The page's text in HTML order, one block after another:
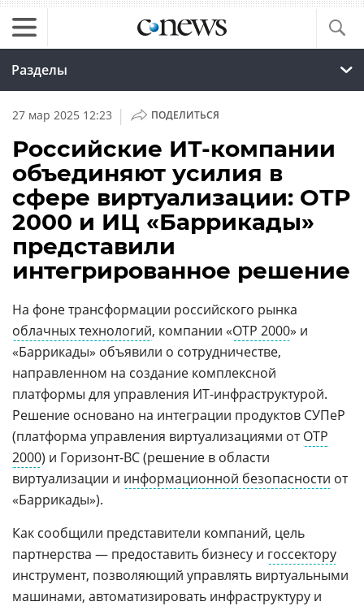
Разделы
27 мар 2025 12:23 | ПОДЕЛИТЬСЯ
Российские ИТ-компании
объединяют усилия в
сфере виртуализации: ОТР
2000 и ИЦ «Баррикады»
представили
интегрированное решение
На фоне трансформации российского рынка
облачных технологий, компании «ОТР 2000» и
«Баррикады» объявили о сотрудничестве,
направленном на создание комплексной
платформы для управления ИТ-инфраструктурой.
Решение основано на интеграции продуктов СУПеР
(платформа управления виртуализациями отОТР
2000) и Горизонт-ВС (решение в области
виртуализации и информационной безопасности от
«Баррикады»).
Как сообщили представители компаний, цель
партнерства — предоставить бизнесу и госсектору
инструмент, позволяющий управлять виртуальными
машинами, автоматизировать инфраструктуру и